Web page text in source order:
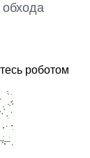
роботом